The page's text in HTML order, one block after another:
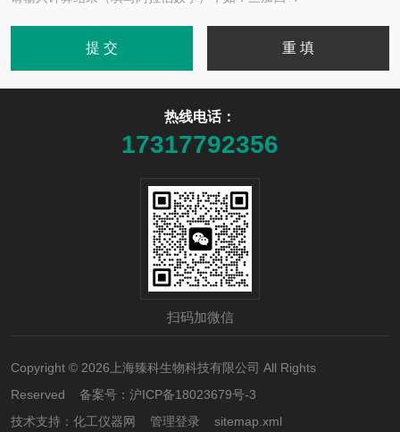
热线电话：
17317792356
扫码加微信
Copyright © 2026上海臻科生物科技有限公司 All Rights
Reserved 备案号： 沪ICP备18023679号-3
技术支持： 化工仪器网 管理登录 sitemap.xml